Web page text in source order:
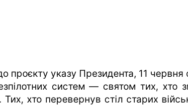
проєкту указу Президента, 11 червня
систем — святом тих, хто
хто перевернув стіл старих